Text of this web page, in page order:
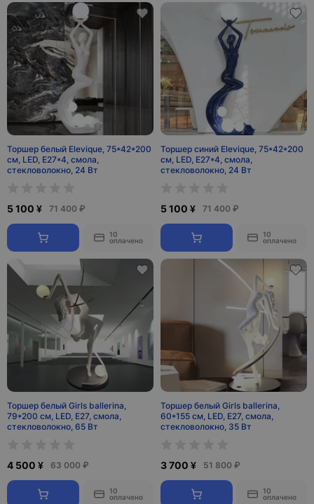
Торшер белый Elevique, 75*42*200
см, LED, E27*4, смола,
стекловолокно, 24 Вт
5 100 ¥ 71 400 ₽
10
оплачено
Торшер синий Elevique, 75*42*200
см, LED, E27*4, смола,
стекловолокно, 24 Вт
5 100 ¥ 71 400 ₽
10
оплачено
Торшер белый Girls ballerina,
79*200 см, LED, Е27, смола,
стекловолокно, 65 Вт
4 500 ¥ 63 000 ₽
10
оплачено
Торшер белый Girls ballerina,
60*155 см, LED, Е27, смола,
стекловолокно, 35 Вт
3 700 ¥ 51 800 ₽
10
оплачено